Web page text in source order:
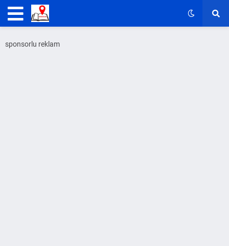
sponsorlu reklam